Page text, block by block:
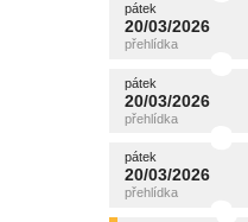
pátek
20/03/2026
pátek
20/03/2026
pátek
20/03/2026
pátek
20/03/2026
pátek
20/03/2026
pátek
20/03/2026